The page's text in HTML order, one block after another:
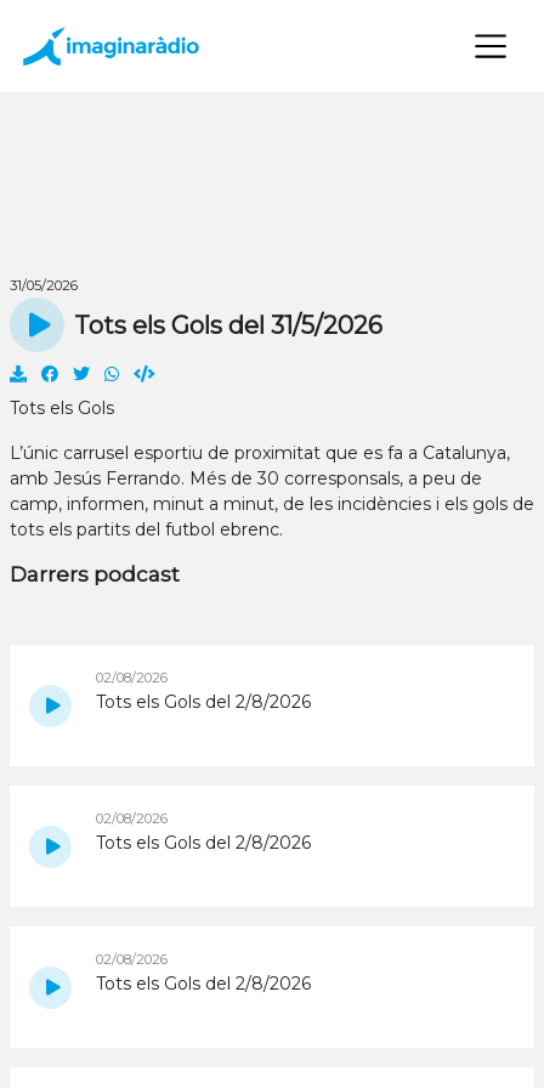
×
31/05/2026
Tots els Gols del 31/5/2026
Tots els Gols
L’únic carrusel esportiu de proximitat que es fa a Catalunya,
amb Jesús Ferrando. Més de 30 corresponsals, a peu de
camp, informen, minut a minut, de les incidències i els gols de
tots els partits del futbol ebrenc.
Darrers podcast
02/08/2026
Tots els Gols del 2/8/2026
02/08/2026
Tots els Gols del 2/8/2026
02/08/2026
Tots els Gols del 2/8/2026